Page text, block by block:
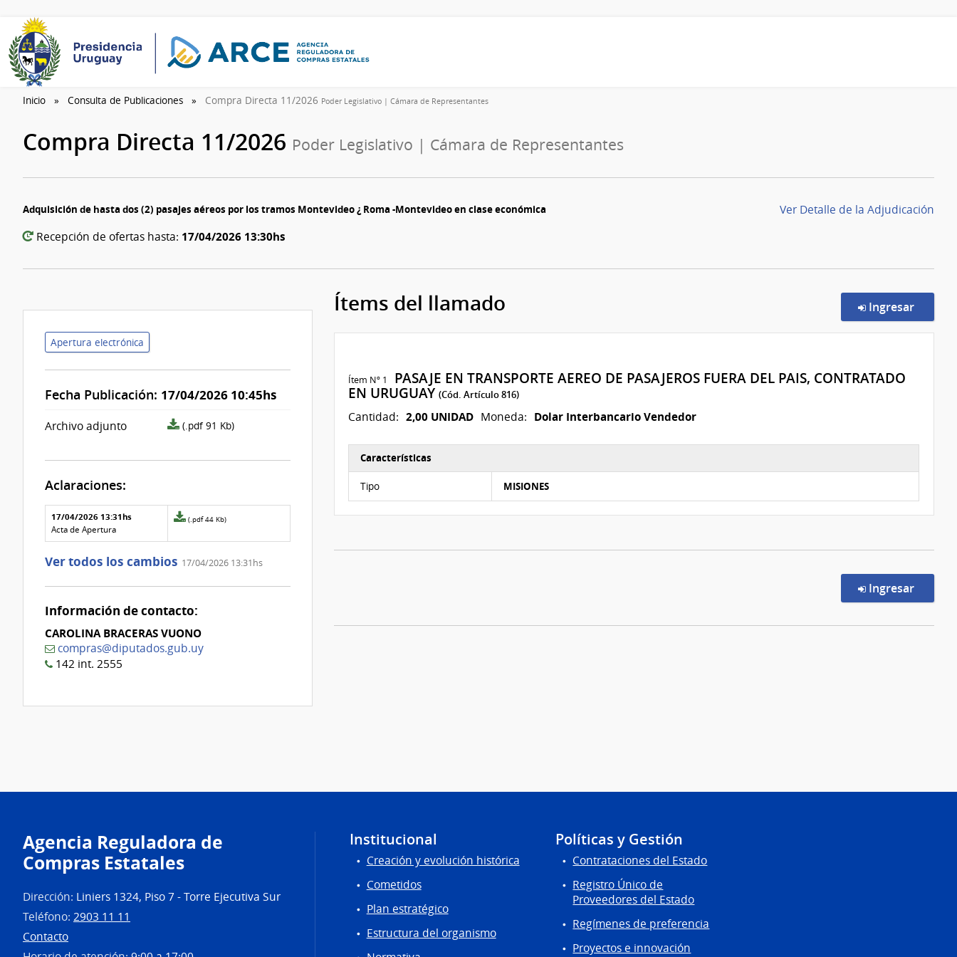
Inicio Consulta de Publicaciones Compra Directa 11/2026 Poder Legislativo | Cámara de Representantes
Compra Directa 11/2026 Poder Legislativo | Cámara de Representantes
Adquisición de hasta dos (2) pasajes aéreos por los tramos Montevideo ¿ Roma -Montevideo en clase económica
Recepción de ofertas hasta: 17/04/2026 13:30hs
Ver Detalle de la Adjudicación
Apertura electrónica
Fecha Publicación: 17/04/2026 10:45hs
Archivo adjunto
archivo
(.pdf 91 Kb)
Aclaraciones:
Aclaraciones del llamado
Fecha y
texto de
la
Archivo
de la
17/04/2026 13:31hs
Acta de Apertura
Archivo
de
aclaración
0
(.pdf 44 Kb)
Ver todos los cambios 17/04/2026 13:31hs
Información de contacto:
CAROLINA BRACERAS VUONO
compras@diputados.gub.uy
142 int. 2555
Ítems del llamado Ingresar
Ítem Nº 1
PASAJE EN TRANSPORTE AEREO DE PASAJEROS FUERA DEL PAIS, CONTRATADO
EN URUGUAY (Cód. Artículo 816)
Cantidad: 2,00 UNIDAD Moneda: Dolar Interbancario Vendedor
Características
Tipo MISIONES
Ingresar
Agencia Reguladora de
Compras Estatales
Dirección: Liniers 1324, Piso 7 - Torre Ejecutiva Sur
Teléfono: 2903 11 11
Contacto
Institucional
Creación y evolución histórica
Cometidos
Plan estratégico
Estructura del organismo
Políticas y Gestión
Contrataciones del Estado
Registro Único de
Proveedores del Estado
Regímenes de preferencia
Proyectos e innovación